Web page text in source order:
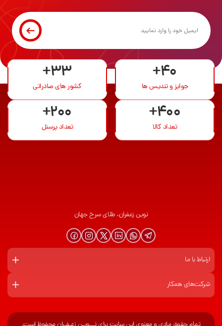
+40
جوایز و تندیس ها
+33
کشور های صادراتی
+400
تعداد کالا
+200
تعداد پرسنل
نوین زعفران، طلای سرخ جهان
ارتباط با ما
شرکت‌های همکار